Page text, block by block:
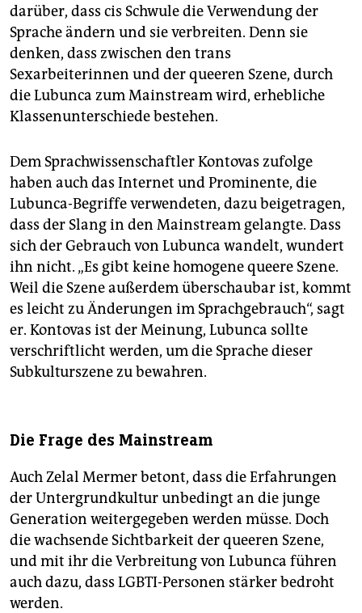
darüber, dass cis Schwule die Verwendung der
Sprache ändern und sie verbreiten. Denn sie
denken, dass zwischen den trans
Sexarbeiterinnen und der queeren Szene, durch
die Lubunca zum Mainstream wird, erhebliche
Klassenunterschiede bestehen.
Dem Sprachwissenschaftler Kontovas zufolge
haben auch das Internet und Prominente, die
Lubunca-Begriffe verwendeten, dazu beigetragen,
dass der Slang in den Mainstream gelangte. Dass
sich der Gebrauch von Lubunca wandelt, wundert
ihn nicht. „Es gibt keine homogene queere Szene.
Weil die Szene außerdem überschaubar ist, kommt
es leicht zu Änderungen im Sprachgebrauch“, sagt
er. Kontovas ist der Meinung, Lubunca sollte
verschriftlicht werden, um die Sprache dieser
Subkulturszene zu bewahren.
Die Frage des Mainstream
Auch Zelal Mermer betont, dass die Erfahrungen
der Untergrundkultur unbedingt an die junge
Generation weitergegeben werden müsse. Doch
die wachsende Sichtbarkeit der queeren Szene,
und mit ihr die Verbreitung von Lubunca führen
auch dazu, dass LGBTI-Personen stärker bedroht
werden.